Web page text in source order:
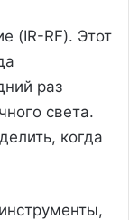
(IR-RF). Этот
раз
света.
когда